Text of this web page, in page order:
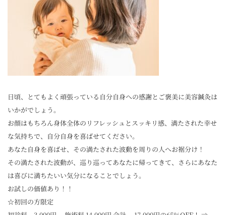
日頃、とてもよく頑張っている自分自身への感謝とご褒美に美容鍼灸は
いかがでしょう。
お顔はもちろん身体全体のリフレッシュとスッキリ感、満たされた幸せ
な気持ちで、自分自身を喜ばせてください。
あなた自身を喜ばせ、その満たされた波動を周りの人へお裾分け！
その満たされた波動が、巡り巡ってあなたに帰ってきて、さらにあなた
は喜びに満ちたいい気分になることでしょう。
お試しの価値あり！！
☆初回の方限定